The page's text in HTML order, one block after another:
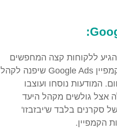
ללקוחות קצה המחפשים
טיסה פרטית ומטוס פרטי, הוחלט על קמפיין Google Ads שיפנה לקהל
המודעות נוסחו ועוצבו
אצל גולשים מקהל היעד
סקרנים בלבד ש'יבזבזו'
הקמפיין.